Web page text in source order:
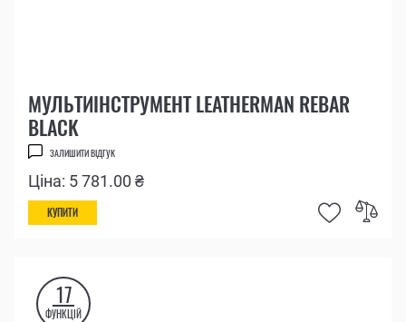
МУЛЬТИІНСТРУМЕНТ LEATHERMAN REBAR
BLACK
ЗАЛИШИТИ ВІДГУК
Ціна: 5 781.00 ₴
КУПИТИ
17
ФУНКЦІЙ